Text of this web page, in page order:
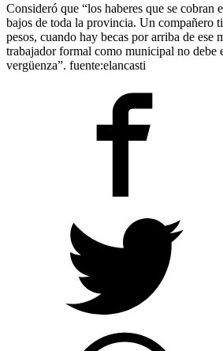
Consideró que “los haberes que se cobran
bajos de toda la provincia. Un compañero
pesos, cuando hay becas por arriba de ese
trabajador formal como municipal no debe
vergüenza”. fuente:elancasti